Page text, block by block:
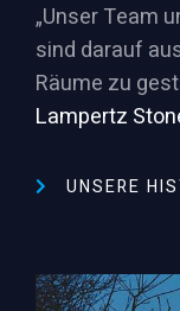
„Unser Team
sind darauf
Räume zu
Lampertz
UNSERE